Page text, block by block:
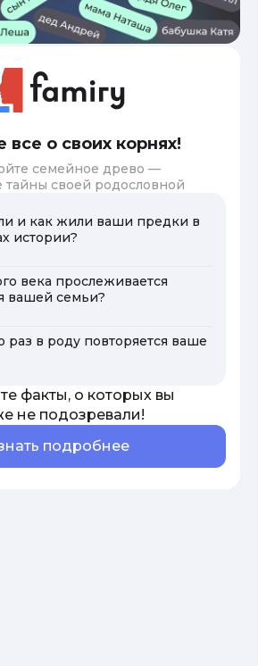
все о своих корнях!
семейное древо —
тайны своей родословной
и как жили ваши предки в
истории?
века прослеживается
вашей семьи?
раз в роду повторяется ваше
факты, о которых вы
не подозревали!
подробнее